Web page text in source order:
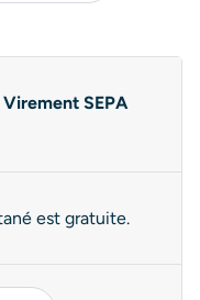
SEPA
est gratuite.